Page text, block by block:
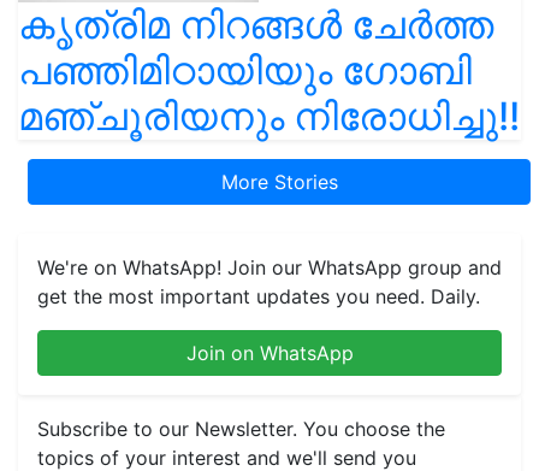
കൃത്രിമ നിറങ്ങൾ ചേർത്ത
പഞ്ഞിമിഠായിയും ഗോബി
മഞ്ചൂരിയനും നിരോധിച്ചു!!
More Stories
We're on WhatsApp! Join our WhatsApp group and
get the most important updates you need. Daily.
Join on WhatsApp
Subscribe to our Newsletter. You choose the
topics of your interest and we'll send you